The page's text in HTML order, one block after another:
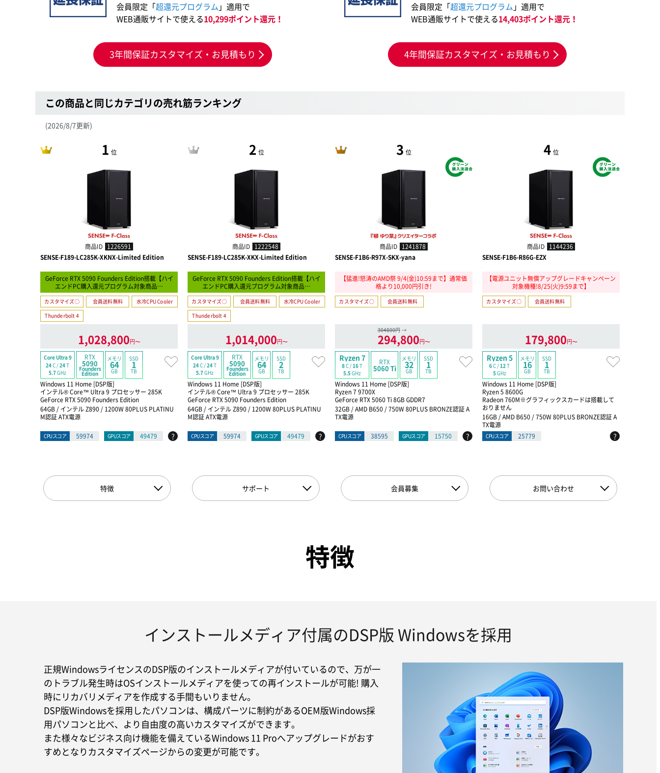
会員限定「超還元プログラム 」適用で
WEB通販サイトで使える10,299ポイント還元！
3年間保証カスタマイズ・お見積もり
会員限定「超還元プログラム 」適用で
WEB通販サイトで使える14,403ポイント還元！
4年間保証カスタマイズ・お見積もり
この商品と同じカテゴリの売れ筋ランキング
(2026/8/7更新)
1 位
商品ID 1226591
SENSE-F189-LC285K-XKNX-Limited Edition
GeForce RTX 5090 Founders Edition搭載【ハイ
エンドPC購入還元プログラム対象商品…
カスタマイズ○ 会員送料無料
水冷CPU Cooler
Thunderbolt 4
1,028,800円〜
Core Ultra 9
24C /24T
5.7GHz
RTX
5090
Founders
Edition
メモリ
64
GB
SSD
1
TB
Windows 11 Home [DSP版]
インテル® Core™ Ultra 9 プロセッサー 285K
GeForce RTX 5090 Founders Edition
64GB / インテル Z890 / 1200W 80PLUS PLATINU
M認証 ATX電源
CPUスコア 59974 GPUスコア 49479 ?
2 位
商品ID 1222548
SENSE-F189-LC285K-XKX-Limited Edition
GeForce RTX 5090 Founders Edition搭載【ハイ
エンドPC購入還元プログラム対象商品…
カスタマイズ○ 会員送料無料
水冷CPU Cooler
Thunderbolt 4
1,014,000円〜
Core Ultra 9
24C /24T
5.7GHz
RTX
5090
Founders
Edition
メモリ
64
GB
SSD
2
TB
Windows 11 Home [DSP版]
インテル® Core™ Ultra 9 プロセッサー 285K
GeForce RTX 5090 Founders Edition
64GB / インテル Z890 / 1200W 80PLUS PLATINU
M認証 ATX電源
CPUスコア 59974 GPUスコア 49479 ?
3 位
商品ID 1241878
SENSE-F1B6-R97X-SKX-yana
【猛進!怒涛のAMD祭 9/4(金)10:59まで】通常価
格より10,000円引き!
カスタマイズ○ 会員送料無料
304800円 →
294,800円〜
Ryzen 7
8C /16T
5.5GHz
RTX
5060 Ti
メモリ
32
GB
SSD
1
TB
Windows 11 Home [DSP版]
Ryzen 7 9700X
GeForce RTX 5060 Ti 8GB GDDR7
32GB / AMD B650 / 750W 80PLUS BRONZE認証 A
TX電源
CPUスコア 38595 GPUスコア 15750 ?
4 位
商品ID 1144236
SENSE-F1B6-R86G-EZX
【電源ユニット無償アップグレードキャンペーン
対象機種!8/25(火)9:59まで】
カスタマイズ○ 会員送料無料
179,800円〜
Ryzen 5
6C /12T
5GHz
メモリ
16
GB
SSD
1
TB
Windows 11 Home [DSP版]
Ryzen 5 8600G
Radeon 760M※グラフィックスカードは搭載して
おりません
16GB / AMD B650 / 750W 80PLUS BRONZE認証 A
TX電源
CPUスコア 25779 ?
特徴 サポート 会員募集 お問い合わせ
特徴
インストールメディア付属のDSP版 Windowsを採用
正規WindowsライセンスのDSP版のインストールメディアが付いているので、万が一
のトラブル発生時はOSインストールメディアを使っての再インストールが可能! 購入
時にリカバリメディアを作成する手間もいりません。
DSP版Windowsを採用したパソコンは、構成パーツに制約があるOEM版Windows採
用パソコンと比べ、より自由度の高いカスタマイズができます。
また様々なビジネス向け機能を備えているWindows 11 Proへアップグレードがおす
すめとなりカスタマイズページからの変更が可能です。